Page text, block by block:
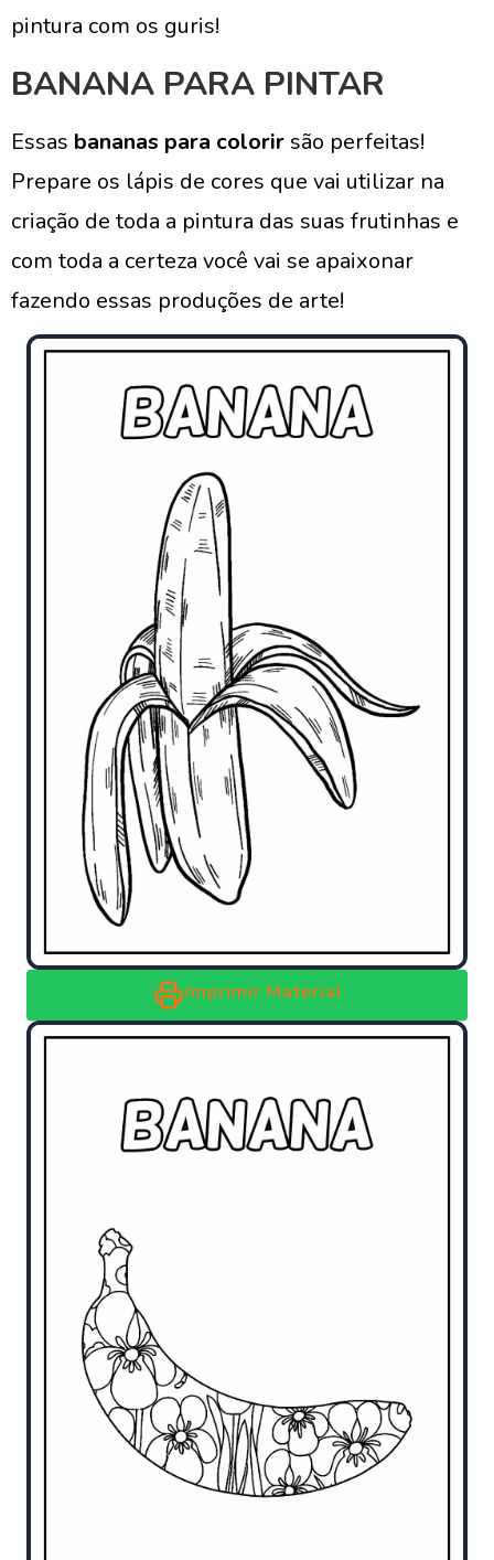
pintura com os guris!
BANANA PARA PINTAR
Essas bananas para colorir são perfeitas!
Prepare os lápis de cores que vai utilizar na
criação de toda a pintura das suas frutinhas e
com toda a certeza você vai se apaixonar
fazendo essas produções de arte!
Imprimir Material